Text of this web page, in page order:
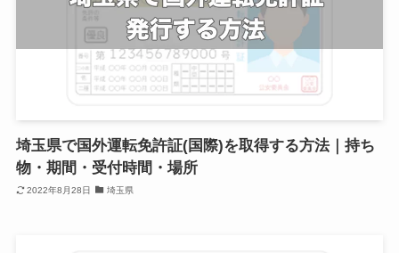
埼玉県で国外運転免許証(国際)を取得する方法｜持ち
物・期間・受付時間・場所
2022年8月28日 埼玉県